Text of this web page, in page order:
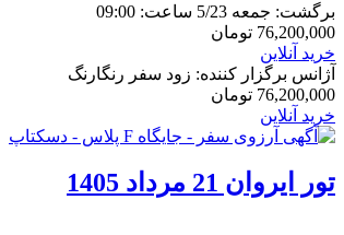
برگشت: جمعه 5/23 ساعت: 09:00
76,200,000 تومان
خرید آنلاین
آژانس برگزار کننده: زود سفر رنگارنگ
76,200,000 تومان
خرید آنلاین
تور ایروان 21 مرداد 1405